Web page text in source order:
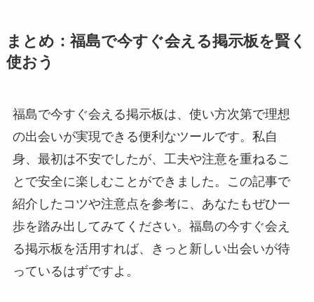
まとめ：福島で今すぐ会える掲示板を賢く
使おう
福島で今すぐ会える掲示板は、使い方次第で理想
の出会いが実現できる便利なツールです。私自
身、最初は不安でしたが、工夫や注意を重ねるこ
とで安全に楽しむことができました。この記事で
紹介したコツや注意点を参考に、あなたもぜひ一
歩を踏み出してみてください。福島の今すぐ会え
る掲示板を活用すれば、きっと新しい出会いが待
っているはずですよ。